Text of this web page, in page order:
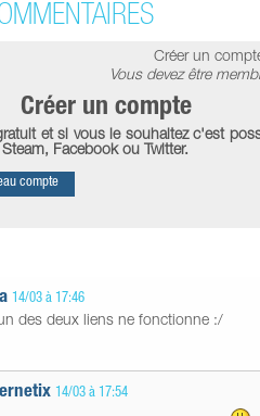
Créer un
Vous devez être
Créer un compte
et si vous le souhaitez c'est
Facebook ou Twitter.
compte
14/03 à 17:46
des deux liens ne fonctionne :/
14/03 à 17:54